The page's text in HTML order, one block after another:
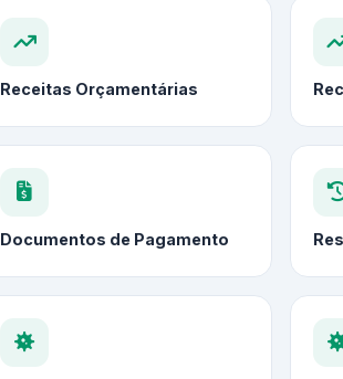
Receitas Orçamentárias
Documentos de Pagamento